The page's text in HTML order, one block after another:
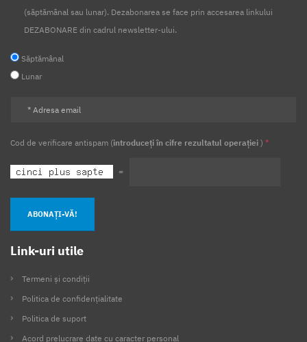
(săptămânal sau lunar). Dezabonarea se face prin accesarea linkului
DEZABONARE din cadrul newsletter-ului.
Săptămânal
Lunar
Cod de verificare antispam (introduceți în cifre rezultatul operației ) *
=
ABONAȚI-VĂ!
Link-uri utile
Termeni și condiții
Politica de confidențialitate
Politica de suport
Acord prelucrare date cu caracter personal